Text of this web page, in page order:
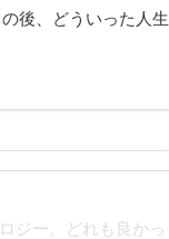
後、どういった人生
ジー。どれも良かっ